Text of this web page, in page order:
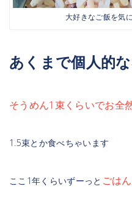
大好きなご飯を気
あくまで個人的
そうめん1束くらいでお全
1.5束とか食べちゃいます
ここ1年くらいずーっと ごは